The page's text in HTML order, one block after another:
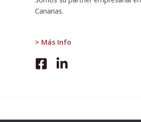
Canarias.
> Más Info
4T